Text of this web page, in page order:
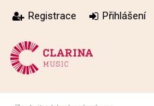
Registrace Přihlášení